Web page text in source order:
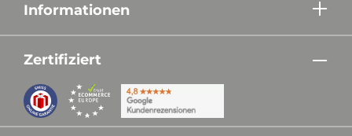
Informationen
Zertifiziert